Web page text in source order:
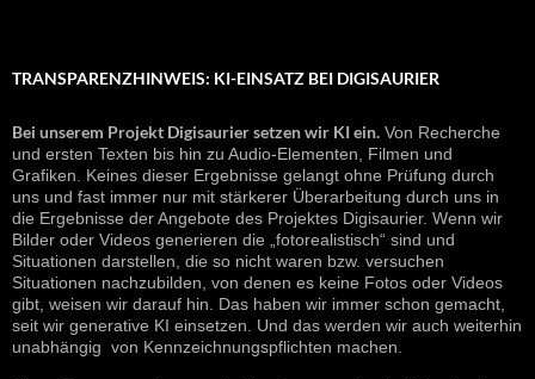
TRANSPARENZHINWEIS: KI-EINSATZ BEI DIGISAURIER
Bei unserem Projekt Digisaurier setzen wir KI ein. Von Recherche
und ersten Texten bis hin zu Audio-Elementen, Filmen und
Grafiken. Keines dieser Ergebnisse gelangt ohne Prüfung durch
uns und fast immer nur mit stärkerer Überarbeitung durch uns in
die Ergebnisse der Angebote des Projektes Digisaurier. Wenn wir
Bilder oder Videos generieren die „fotorealistisch“ sind und
Situationen darstellen, die so nicht waren bzw. versuchen
Situationen nachzubilden, von denen es keine Fotos oder Videos
gibt, weisen wir darauf hin. Das haben wir immer schon gemacht,
seit wir generative KI einsetzen. Und das werden wir auch weiterhin
unabhängig von Kennzeichnungspflichten machen.